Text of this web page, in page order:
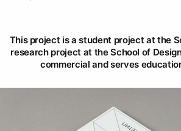
This project is a student project at the
research project at the School of
commercial and serves